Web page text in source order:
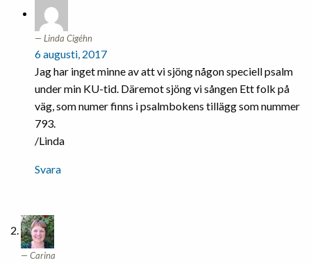
Linda Cigéhn
6 augusti, 2017
Jag har inget minne av att vi sjöng någon speciell psalm
under min KU-tid. Däremot sjöng vi sången Ett folk på
väg, som numer finns i psalmbokens tillägg som nummer
793.
/Linda
Svara
Carina